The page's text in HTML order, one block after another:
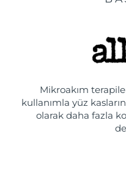
Mikroakım
kullanımla yüz
olarak daha fazla